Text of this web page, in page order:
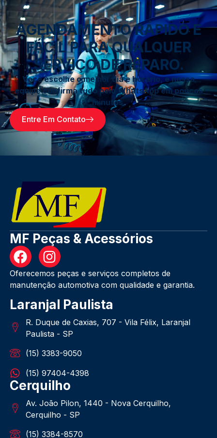
AGENDAMENTO RÁPIDO E
FÁCIL PARA QUALQUER
SERVIÇO DE REPARO.
Você escolhe o melhor dia e horário, e nossa
equipe confirma tudo pelo WhatsApp em poucos
minutos.
Entre Em Contato
MF Peças & Acessórios
Oferecemos peças e serviços completos de
manutenção automotiva com qualidade e garantia.
Laranjal Paulista
R. Duque de Caxias, 707 - Vila Félix, Laranjal
Paulista - SP
(15) 3383-9050
(15) 97404-4398
Cerquilho
Av. João Pilon, 1440 - Nova Cerquilho,
Cerquilho - SP
(15) 3384-8570